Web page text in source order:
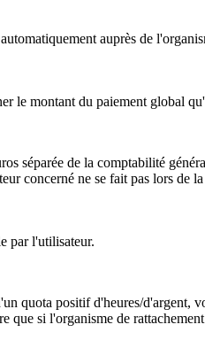
auprès de
le montant du paiement global
séparée de la comptabilité
concerné ne se fait pas lors de
par l'utilisateur.
quota positif d'heures/d'argent,
si l'organisme de